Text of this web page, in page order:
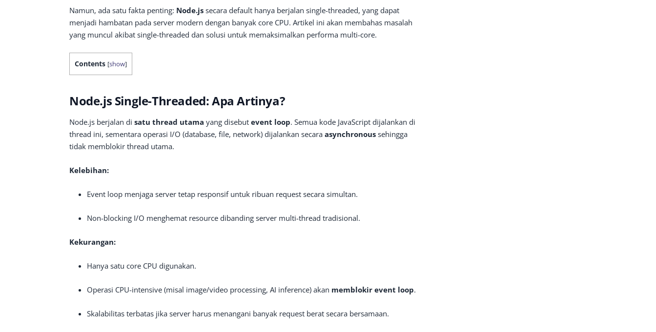
Namun, ada satu fakta penting: Node.js secara default hanya berjalan single-threaded, yang dapat
menjadi hambatan pada server modern dengan banyak core CPU. Artikel ini akan membahas masalah
yang muncul akibat single-threaded dan solusi untuk memaksimalkan performa multi-core.
Contents [show]
Node.js Single-Threaded: Apa Artinya?
Node.js berjalan di satu thread utama yang disebut event loop. Semua kode JavaScript dijalankan di
thread ini, sementara operasi I/O (database, file, network) dijalankan secara asynchronous sehingga
tidak memblokir thread utama.
Kelebihan:
Event loop menjaga server tetap responsif untuk ribuan request secara simultan.
Non-blocking I/O menghemat resource dibanding server multi-thread tradisional.
Kekurangan:
Hanya satu core CPU digunakan.
Operasi CPU-intensive (misal image/video processing, AI inference) akan memblokir event loop.
Skalabilitas terbatas jika server harus menangani banyak request berat secara bersamaan.